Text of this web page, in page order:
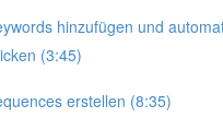
hinzufügen und
(3:45)
erstellen (8:35)